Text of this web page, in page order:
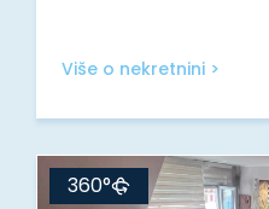
Više o nekretnini >
360°